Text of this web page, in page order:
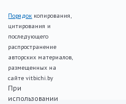
Порядок копирования,
цитирования и
последующего
распространение
авторских материалов,
размещенных на
сайте vitbichi.by
При
использовании